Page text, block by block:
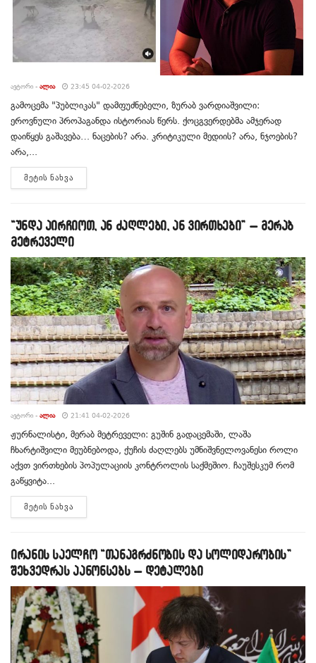
ᲐᲕᲢᲝᲠᲘ - ᲐᲚᲘᲐ 23:45 04-02-2026
გამოცემა "პუბლიკას" დამფუძნებელი, ზურაბ ვარდიაშვილი:
ეროვნული პროპაგანდა ისტორიას წერს. ქოცგვერდებმა ამჯერად
დაიწყეს გაშავება… ნაცების? არა. კრიტიკული მედიის? არა, ნჯოების?
არა,...
ᲛᲔᲢᲘᲡ ᲜᲐᲮᲕᲐ
“უნდა აირჩიოთ, ან ძაღლები, ან ვირთხები” – მერაბ
მეტრეველი
ᲐᲕᲢᲝᲠᲘ - ᲐᲚᲘᲐ 21:41 04-02-2026
ჟურნალისტი, მერაბ მეტრეველი: გუშინ გადაცემაში, ლაშა
ჩხარტიშვილი მეუბნებოდა, ქუჩის ძაღლებს უმნიშვნელოვანესი როლი
აქვთ ვირთხების პოპულაციის კონტროლის საქმეშიო. ჩაუშესკუმ რომ
გაწყვიტა...
ᲛᲔᲢᲘᲡ ᲜᲐᲮᲕᲐ
ირანის საელჩო “თანაგრძნობის და სოლიდარობის”
შეხვედრას აანონსებს – დეტალები